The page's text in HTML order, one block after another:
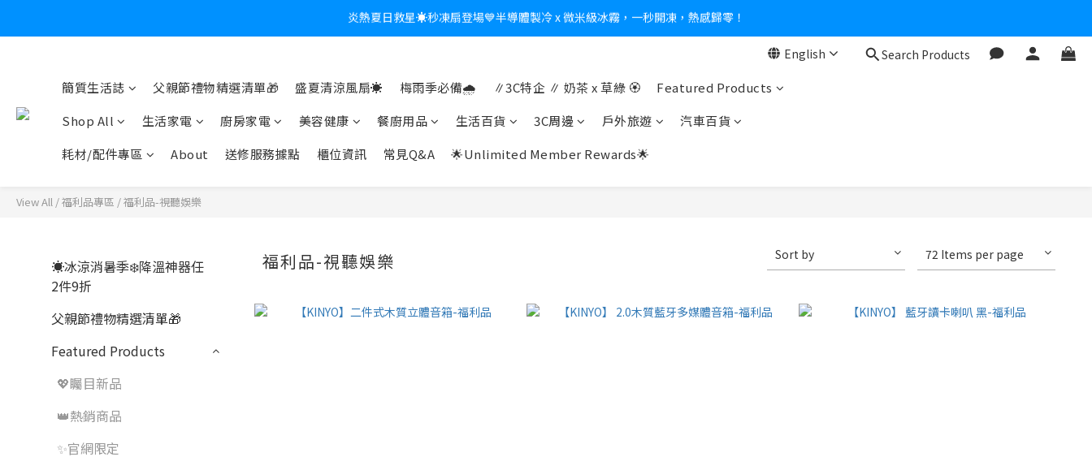
新會員送$100購物金✨再享消費回饋無極限
新會員送$100購物金✨再享消費回饋無極限
English
Search Products
簡質生活誌 父親節禮物精選清單🎁 盛夏清涼風扇☀️ 梅雨季必備🌧️ ∥3C特企 ∥ 奶茶 x 草綠 🏵
Featured Products
Shop All
生活家電 廚房家電 美容健康 餐廚用品 生活百貨 3C周邊 戶外旅遊
汽車百貨
耗材/配件專區
About 送修服務據點 櫃位資訊 常見Q&A 🌟Unlimited Member Rewards🌟
View All /福利品專區 /福利品-視聽娛樂
☀️冰涼消暑季❄️降溫神器任
2件9折
父親節禮物精選清單🎁
Featured Products
💖矚目新品
👑熱銷商品
✨官網限定
福利品-視聽娛樂 Sort by 72 Items per page